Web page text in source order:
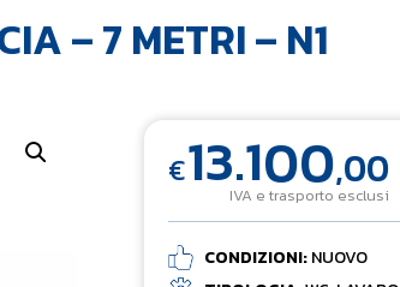
– 7 METRI – N1
€13.100,00
IVA e trasporto esclusi
CONDIZIONI:NUOVO